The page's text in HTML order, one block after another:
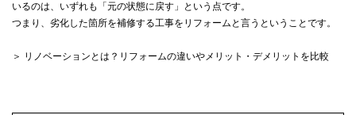
いるのは、いずれも「元の状態に戻す」という点です。
つまり、劣化した箇所を補修する工事をリフォームと言うということです。
＞ リノベーションとは？リフォームの違いやメリット・デメリットを比較